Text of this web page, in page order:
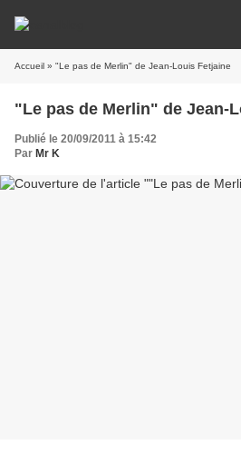
Accueil » "Le pas de Merlin" de Jean-Louis Fetjaine
"Le pas de Merlin" de Jean-
Publié le 20/09/2011 à 15:42
Par Mr K